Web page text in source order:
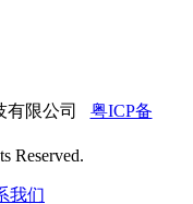
有限公司
粤ICP备
Reserved.
我们